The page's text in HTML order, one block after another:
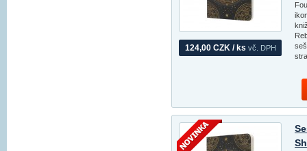
124,00 CZK / ks vč. DPH